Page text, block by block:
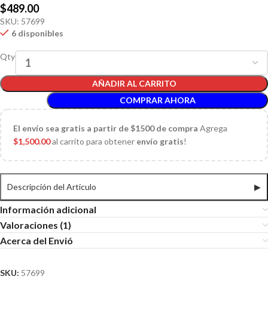
$489.00
SKU: 57699
6 disponibles
Qty
AÑADIR AL CARRITO
COMPRAR AHORA
El envío sea gratis a partir de $1500 de compra Agrega
$1,500.00al carrito para obtener envío gratis!
Descripción del Articulo ▶
Información adicional
Valoraciones (1)
Acerca del Envió
SKU: 57699